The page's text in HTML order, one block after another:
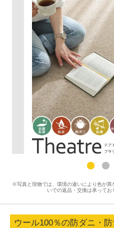
※写真と現物では、環境の違いにより色が異
いでの返品・交換は承ってお
ウール100％の防ダニ・